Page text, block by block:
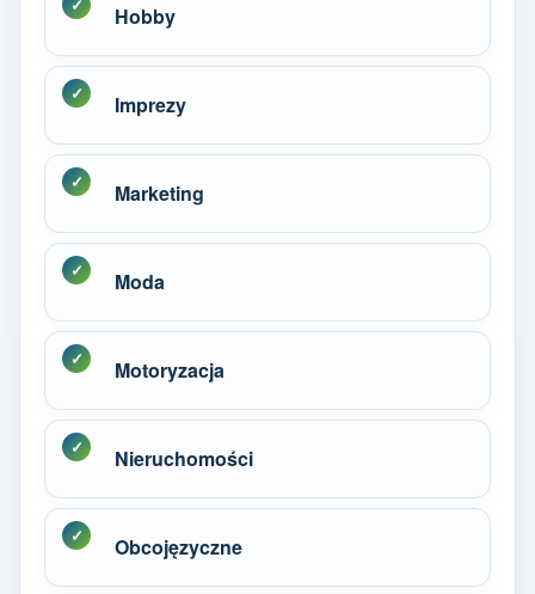
Hobby
Imprezy
Marketing
Moda
Motoryzacja
Nieruchomości
Obcojęzyczne